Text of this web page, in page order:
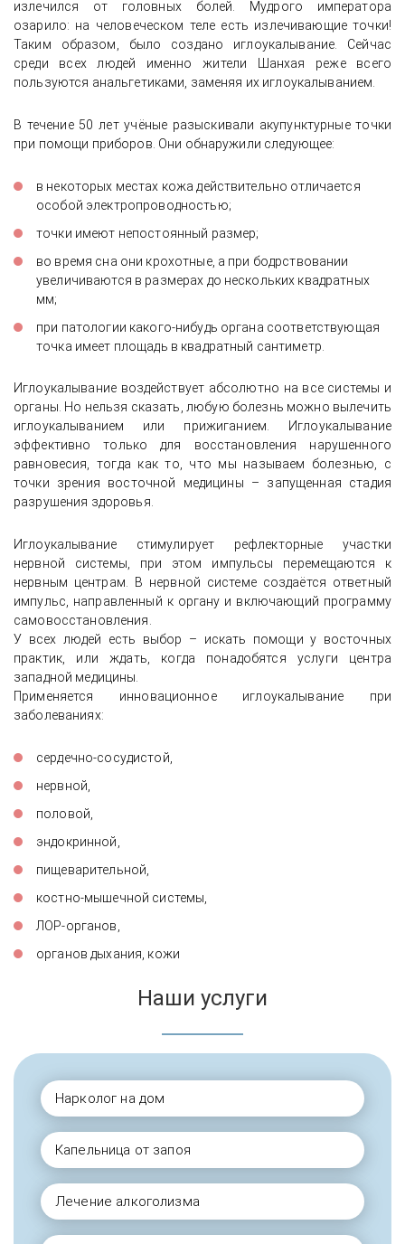
излечился от головных болей. Мудрого императора
озарило: на человеческом теле есть излечивающие точки!
Таким образом, было создано иглоукалывание. Сейчас
среди всех людей именно жители Шанхая реже всего
пользуются анальгетиками, заменяя их иглоукалыванием.
В течение 50 лет учёные разыскивали акупунктурные точки
при помощи приборов. Они обнаружили следующее:
в некоторых местах кожа действительно отличается
особой электропроводностью;
точки имеют непостоянный размер;
во время сна они крохотные, а при бодрствовании
увеличиваются в размерах до нескольких квадратных
мм;
при патологии какого-нибудь органа соответствующая
точка имеет площадь в квадратный сантиметр.
Иглоукалывание воздействует абсолютно на все системы и
органы. Но нельзя сказать, любую болезнь можно вылечить
иглоукалыванием или прижиганием. Иглоукалывание
эффективно только для восстановления нарушенного
равновесия, тогда как то, что мы называем болезнью, с
точки зрения восточной медицины – запущенная стадия
разрушения здоровья.
Иглоукалывание стимулирует рефлекторные участки
нервной системы, при этом импульсы перемещаются к
нервным центрам. В нервной системе создаётся ответный
импульс, направленный к органу и включающий программу
самовосстановления.
У всех людей есть выбор – искать помощи у восточных
практик, или ждать, когда понадобятся услуги центра
западной медицины.
Применяется инновационное иглоукалывание при
заболеваниях:
сердечно-сосудистой,
нервной,
половой,
эндокринной,
пищеварительной,
костно-мышечной системы,
ЛОР-органов,
органов дыхания, кожи
Наши услуги
Нарколог на дом
Капельница от запоя
Лечение алкоголизма